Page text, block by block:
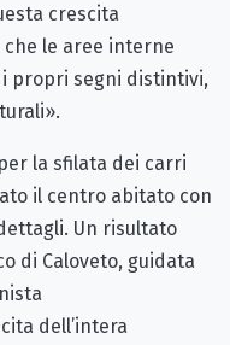
crescita
le aree interne
propri segni distintivi,
la sfilata dei carri
il centro abitato con
Un risultato
di Caloveto, guidata
dell’intera